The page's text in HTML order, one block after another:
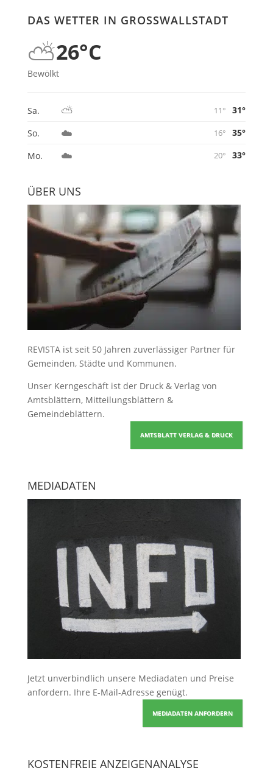
DAS WETTER IN GROSSWALLSTADT
⛅26°C
Bewölkt
Sa. ⛅ 11°
31°
So.
☁️ 16°
35°
Mo.
☁️ 20° 33°
ÜBER UNS
REVISTA ist seit 50 Jahren zuverlässiger Partner für
Gemeinden, Städte und Kommunen.
Unser Kerngeschäft ist der Druck & Verlag von
Amtsblättern, Mitteilungsblättern &
Gemeindeblättern.
AMTSBLATT VERLAG & DRUCK
MEDIADATEN
Jetzt unverbindlich unsere Mediadaten und Preise
anfordern. Ihre E-Mail-Adresse genügt.
MEDIADATEN ANFORDERN
KOSTENFREIE ANZEIGENANALYSE